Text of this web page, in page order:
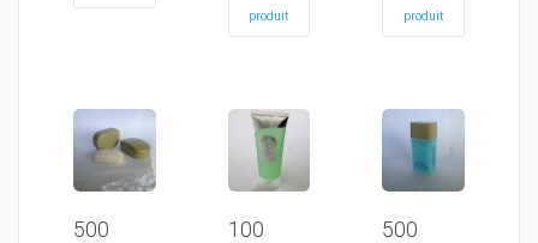
produit produit
500
100
500